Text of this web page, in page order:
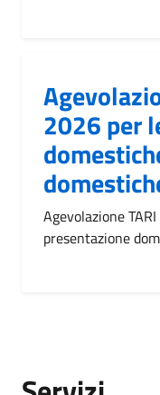
2026 per
Agevolazione
presentazione